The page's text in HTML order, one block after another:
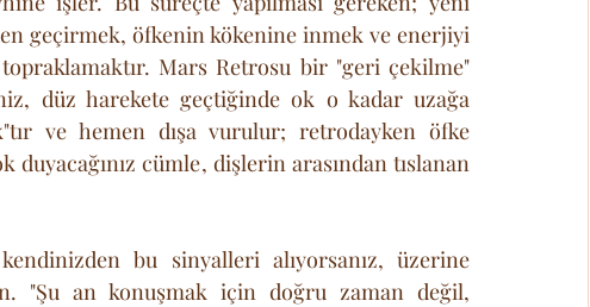
geçirmek, öfkenin kökenine inmek ve enerjiyi
Mars Retrosu bir "geri çekilme"
düz harekete geçtiğinde ok o kadar uzağa
ve hemen dışa vurulur; retrodayken öfke
cümle, dişlerin arasından tıslanan
bu sinyalleri alıyorsanız, üzerine
"Şu an konuşmak için doğru zaman değil,